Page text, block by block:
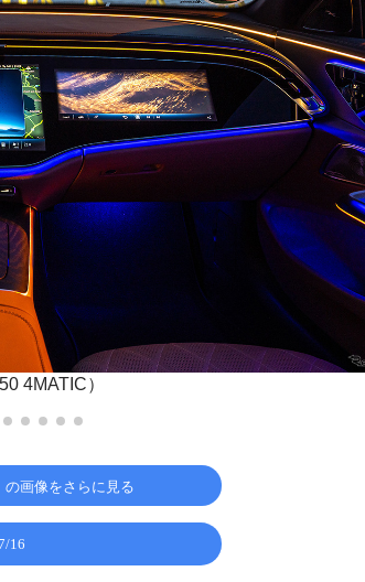
4MATIC）
の画像をさらに見る
16